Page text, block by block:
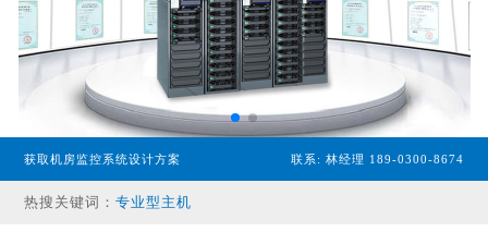
获取机房监控系统设计方案 联系: 林经理 189-0300-8674
热搜关键词：专业型主机